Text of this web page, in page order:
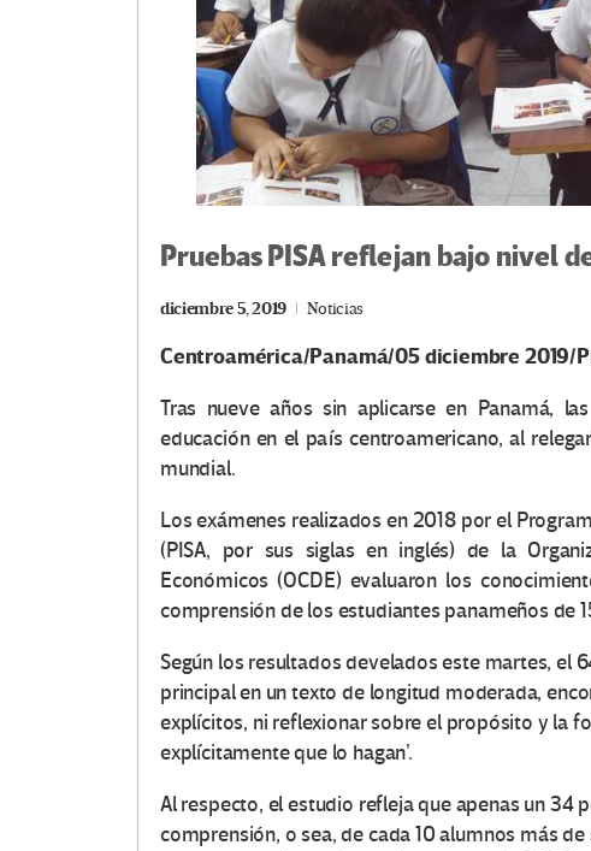
Pruebas PISA reflejan bajo nivel
diciembre 5, 2019 Noticias
Centroamérica/Panamá/05 diciembre 2019/
Tras nueve años sin aplicarse en Panamá,
educación en el país centroamericano, al
mundial.
Los exámenes realizados en 2018 por el
(PISA, por sus siglas en inglés) de la
Económicos (OCDE) evaluaron los
comprensión de los estudiantes panameños de
Según los resultados develados este martes, el
principal en un texto de longitud moderada,
explícitos, ni reflexionar sobre el propósito y la
explícitamente que lo hagan’.
Al respecto, el estudio refleja que apenas un 34
comprensión, o sea, de cada 10 alumnos más